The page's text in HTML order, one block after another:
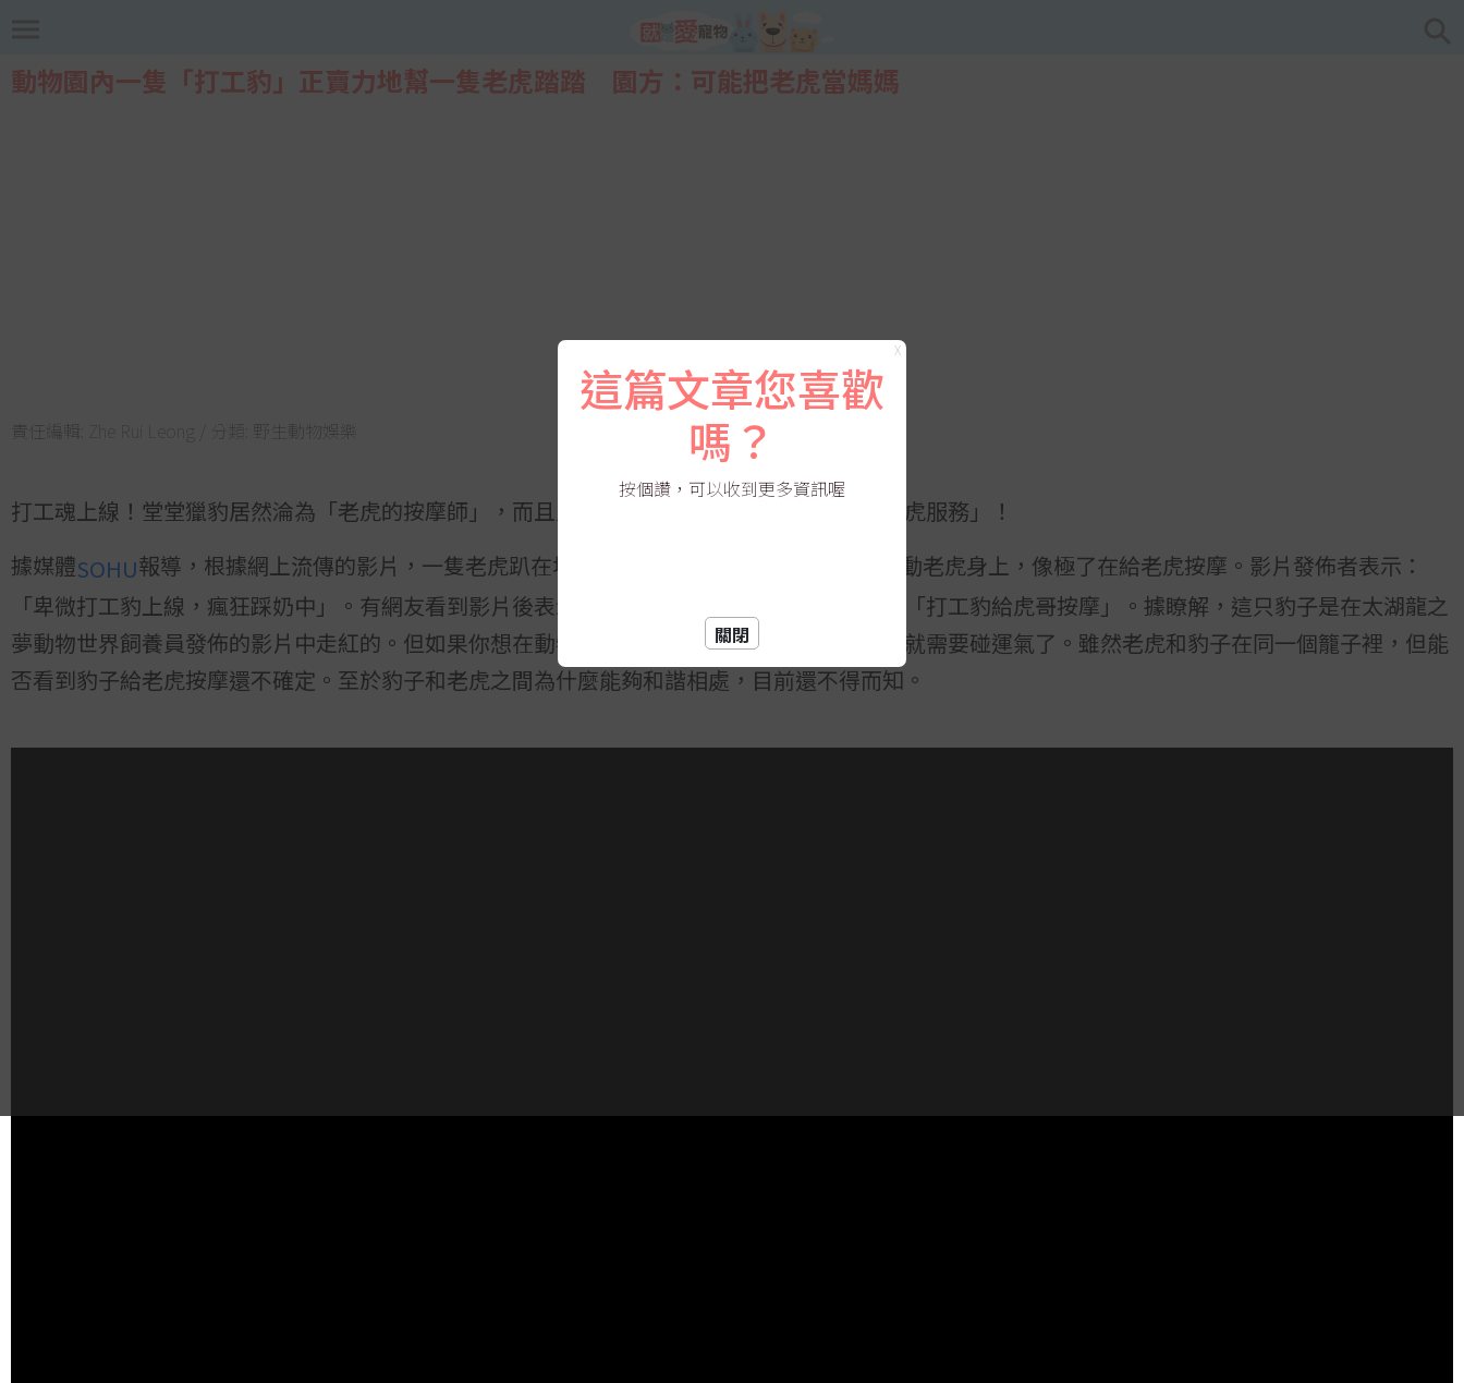
動物園內一隻「打工豹」正賣力地幫一隻老虎踏踏 園方：可能把老虎當媽媽
責任編輯: Zhe Rui Leong / 分類: 野生動物娛樂
打工魂上線！堂堂獵豹居然淪為「老虎的按摩師」，而且人家可是「自動自發，心甘情願為老虎服務」！
據媒體SOHU報導，根據網上流傳的影片，一隻老虎趴在地上，旁邊的豹子則用前爪不停地揉動老虎身上，像極了在給老虎按摩。影片發佈者表示：
「卑微打工豹上線，瘋狂踩奶中」。有網友看到影片後表示：「豹子的背影確實挺卑微的」，「打工豹給虎哥按摩」。據瞭解，這只豹子是在太湖龍之
夢動物世界飼養員發佈的影片中走紅的。但如果你想在動物園裡親眼看到豹子給老虎按摩，那就需要碰運氣了。雖然老虎和豹子在同一個籠子裡，但能
否看到豹子給老虎按摩還不確定。至於豹子和老虎之間為什麼能夠和諧相處，目前還不得而知。
X
這篇文章您喜歡
嗎？
按個讚，可以收到更多資訊喔
關閉